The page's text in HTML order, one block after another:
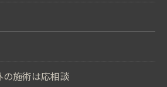
施術は応相談